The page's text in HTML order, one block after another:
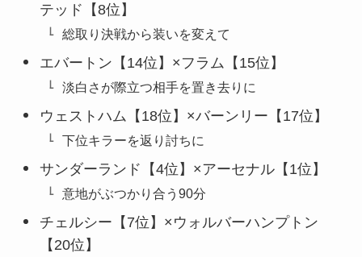
テッド【8位】
総取り決戦から装いを変えて
エバートン【14位】×フラム【15位】
淡白さが際立つ相手を置き去りに
ウェストハム【18位】×バーンリー【17位】
下位キラーを返り討ちに
サンダーランド【4位】×アーセナル【1位】
意地がぶつかり合う90分
チェルシー【7位】×ウォルバーハンプトン
【20位】